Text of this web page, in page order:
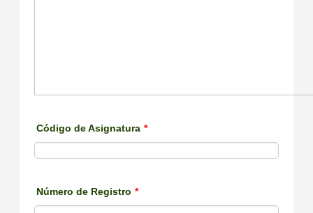
Código de Asignatura *
Número de Registro *